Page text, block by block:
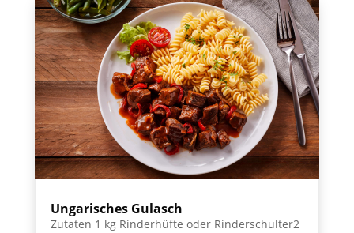
Ungarisches Gulasch
Zutaten 1 kg Rinderhüfte oder Rinderschulter2